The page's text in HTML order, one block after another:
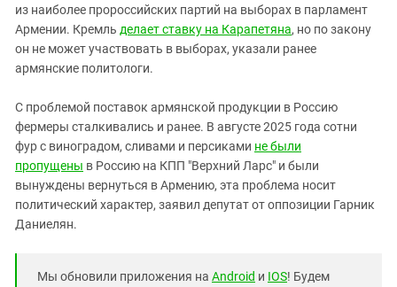
из наиболее пророссийских партий на выборах в парламент
Армении. Кремль делает ставку на Карапетяна, но по закону
он не может участвовать в выборах, указали ранее
армянские политологи.
С проблемой поставок армянской продукции в Россию
фермеры сталкивались и ранее. В августе 2025 года сотни
фур с виноградом, сливами и персиками не были
пропущены в Россию на КПП "Верхний Ларс" и были
вынуждены вернуться в Армению, эта проблема носит
политический характер, заявил депутат от оппозиции Гарник
Даниелян.
Мы обновили приложения на Android и IOS! Будем